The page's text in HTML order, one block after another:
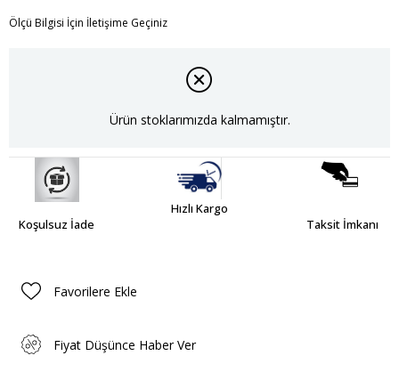
Ölçü Bilgisi İçin İletişime Geçiniz
Ürün stoklarımızda kalmamıştır.
Koşulsuz İade
Hızlı Kargo
Taksit İmkanı
Favorilere Ekle
Fiyat Düşünce Haber Ver